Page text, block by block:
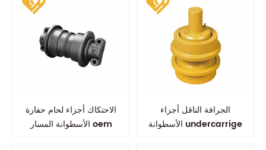
الاحتكاك أجزاء لحام حفارة
الأسطوانة المسار oem
الجرافة الناقل أجزاء
الأسطوانة undercarrige